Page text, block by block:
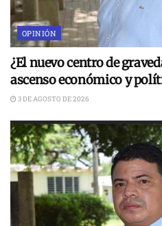
OPINIÓN
¿El nuevo centro de
ascenso económico y
3 DE AGOSTO DE 2026